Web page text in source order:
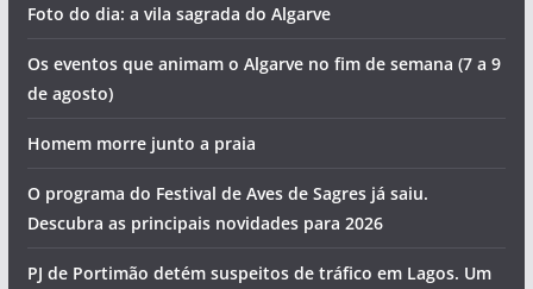
Foto do dia: a vila sagrada do Algarve
Os eventos que animam o Algarve no fim de semana (7 a 9
de agosto)
Homem morre junto a praia
O programa do Festival de Aves de Sagres já saiu.
Descubra as principais novidades para 2026
PJ de Portimão detém suspeitos de tráfico em Lagos. Um